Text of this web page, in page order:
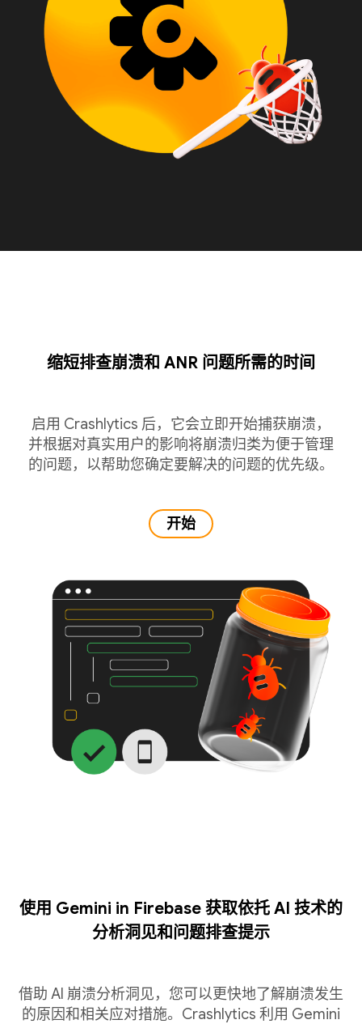
缩短排查崩溃和 ANR 问题所需的时间
启用 Crashlytics 后，它会立即开始捕获崩溃，
并根据对真实用户的影响将崩溃归类为便于管理
的问题，以帮助您确定要解决的问题的优先级。
开始
使用 Gemini in Firebase 获取依托 AI 技术的
分析洞见和问题排查提示
借助 AI 崩溃分析洞见，您可以更快地了解崩溃发生
的原因和相关应对措施。Crashlytics 利用 Gemini